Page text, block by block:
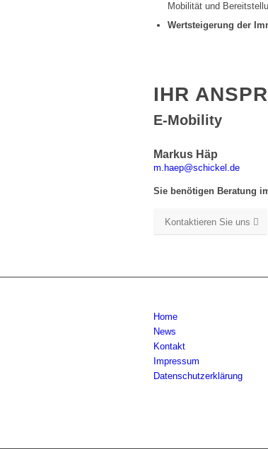
Mobilität und
Wertsteigerung der
IHR
E-Mobility
Markus Häp
m.haep@schickel.de
Sie benötigen Beratung
Kontaktieren Sie uns
Home
News
Kontakt
Impressum
Datenschutzerklärung